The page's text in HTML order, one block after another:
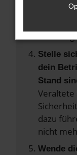
Starte
Das
Stelle
dein
Stand
Veraltete
dazu
nicht
Wende